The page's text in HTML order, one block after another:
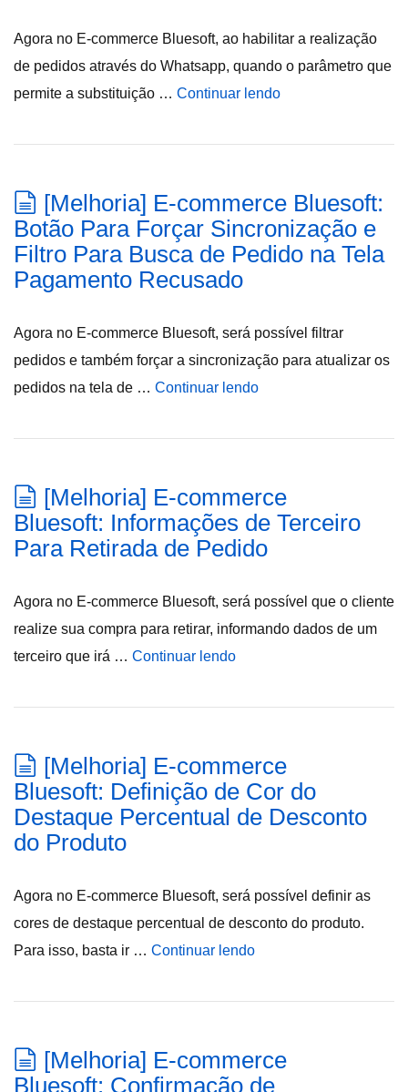
Agora no E-commerce Bluesoft, ao habilitar a realização
de pedidos através do Whatsapp, quando o parâmetro que
permite a substituição … Continuar lendo
[Melhoria] E-commerce Bluesoft:
Botão Para Forçar Sincronização e
Filtro Para Busca de Pedido na Tela
Pagamento Recusado
Agora no E-commerce Bluesoft, será possível filtrar
pedidos e também forçar a sincronização para atualizar os
pedidos na tela de … Continuar lendo
[Melhoria] E-commerce
Bluesoft: Informações de Terceiro
Para Retirada de Pedido
Agora no E-commerce Bluesoft, será possível que o cliente
realize sua compra para retirar, informando dados de um
terceiro que irá … Continuar lendo
[Melhoria] E-commerce
Bluesoft: Definição de Cor do
Destaque Percentual de Desconto
do Produto
Agora no E-commerce Bluesoft, será possível definir as
cores de destaque percentual de desconto do produto.
Para isso, basta ir … Continuar lendo
[Melhoria] E-commerce
Bluesoft: Confirmação de